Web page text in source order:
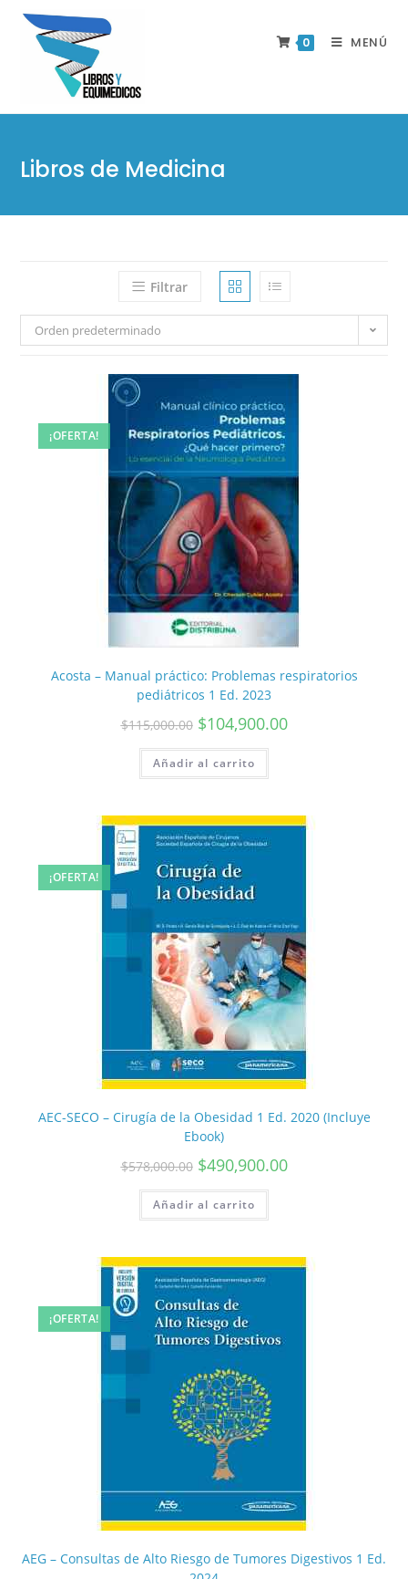
0 MENÚ
Libros de Medicina
Filtrar
Orden predeterminado
¡OFERTA!
Acosta – Manual práctico: Problemas respiratorios
pediátricos 1 Ed. 2023
$115,000.00 $104,900.00
Añadir al carrito
¡OFERTA!
AEC-SECO – Cirugía de la Obesidad 1 Ed. 2020 (Incluye
Ebook)
$578,000.00 $490,900.00
Añadir al carrito
¡OFERTA!
AEG – Consultas de Alto Riesgo de Tumores Digestivos 1 Ed.